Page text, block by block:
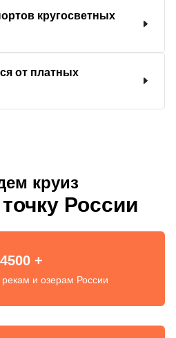
кругосветных
от платных
круиз
России
4500 +
и озерам России